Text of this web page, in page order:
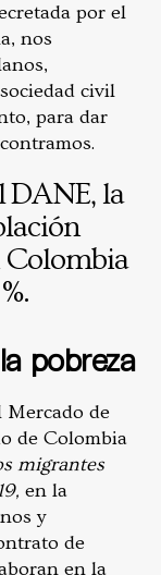
por el
nos
civil
para dar
DANE, la
Colombia
pobreza
Mercado de
de Colombia
migrantes
en la
y
de
en la